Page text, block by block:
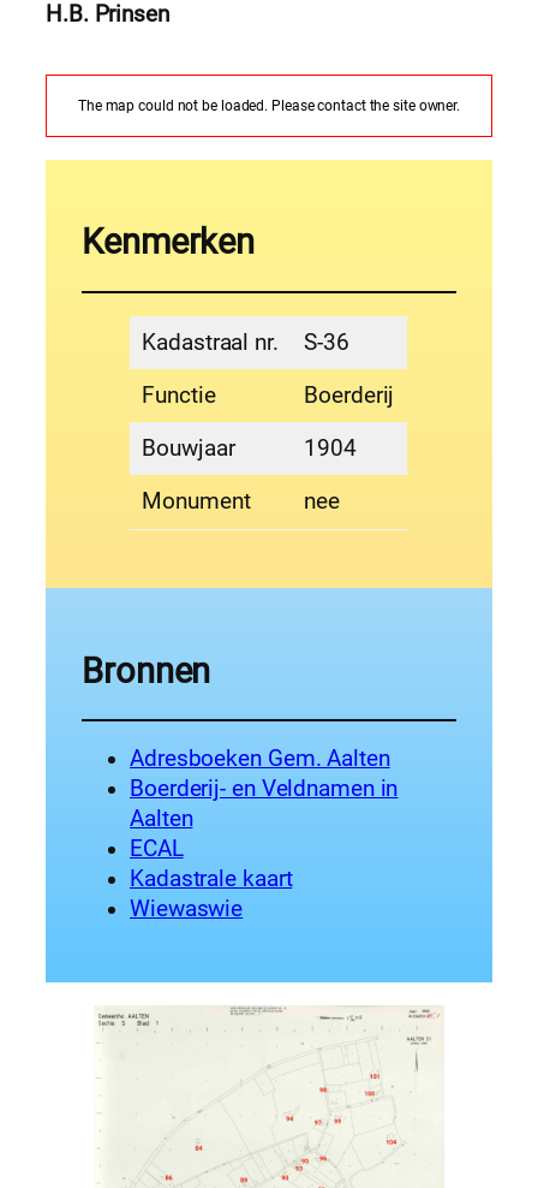
H.B. Prinsen
The map could not be loaded. Please contact the site owner.
Kenmerken
Kadastraal nr.
S-36
Functie
Boerderij
Bouwjaar
1904
Monument
nee
Bronnen
Adresboeken Gem. Aalten
Boerderij- en Veldnamen in
Aalten
ECAL
Kadastrale kaart
Wiewaswie